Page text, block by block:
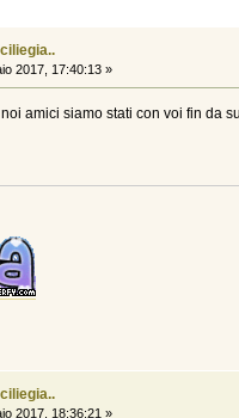
2017, 17:40:13 »
amici siamo stati con voi fin da
2017, 18:36:21 »